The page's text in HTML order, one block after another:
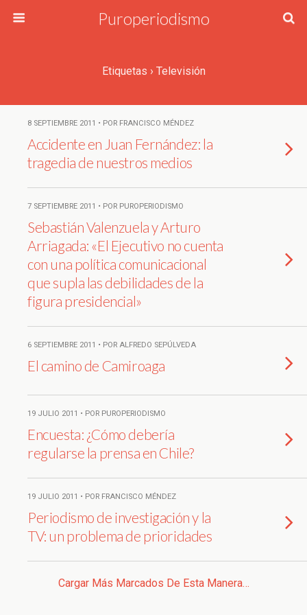
Puroperiodismo
Etiquetas › Televisión
8 SEPTIEMBRE 2011 • POR FRANCISCO MÉNDEZ
Accidente en Juan Fernández: la
tragedia de nuestros medios
7 SEPTIEMBRE 2011 • POR PUROPERIODISMO
Sebastián Valenzuela y Arturo
Arriagada: «El Ejecutivo no cuenta
con una política comunicacional
que supla las debilidades de la
figura presidencial»
6 SEPTIEMBRE 2011 • POR ALFREDO SEPÚLVEDA
El camino de Camiroaga
19 JULIO 2011 • POR PUROPERIODISMO
Encuesta: ¿Cómo debería
regularse la prensa en Chile?
19 JULIO 2011 • POR FRANCISCO MÉNDEZ
Periodismo de investigación y la
TV: un problema de prioridades
Cargar Más Marcados De Esta Manera…